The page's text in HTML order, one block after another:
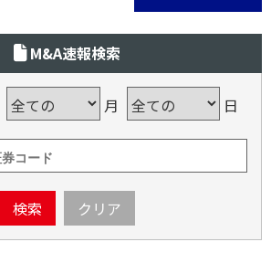
M&A速報検索
月 日
検索 クリア